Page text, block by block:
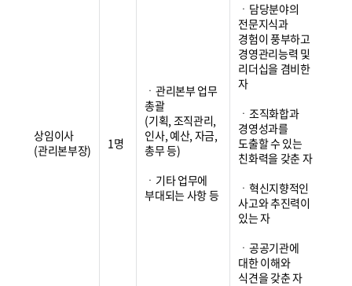
상임이사
(관리본부장)
1명
ㆍ관리본부 업무
총괄
(기획, 조직관리,
인사, 예산, 자금,
총무 등)
ㆍ기타 업무에
부대되는 사항 등
ㆍ담당분야의
전문지식과
경험이 풍부하고
경영관리능력 및
리더십을 겸비한
자
ㆍ조직화합과
경영성과를
도출할 수 있는
친화력을 갖춘 자
ㆍ혁신지향적인
사고와 추진력이
있는 자
ㆍ공공기관에
대한 이해와
식견을 갖춘 자